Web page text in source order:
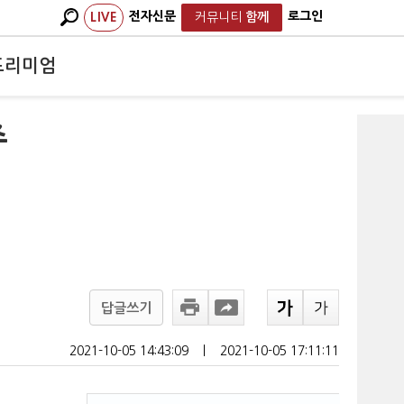
LIVE 전자신문 커뮤니티 함께 로그인
리미엄
답글쓰기
2021-10-05 14:43:09 2021-10-05 17:11:11